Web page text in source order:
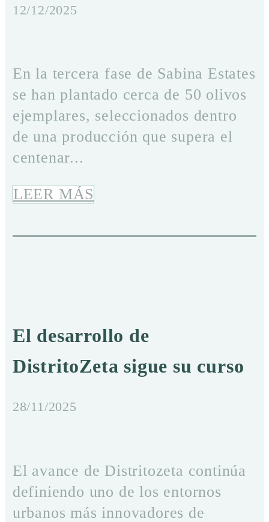
12/12/2025
En la tercera fase de Sabina Estates
se han plantado cerca de 50 olivos
ejemplares, seleccionados dentro
de una producción que supera el
centenar...
LEER MÁS
El desarrollo de
DistritoZeta sigue su curso
28/11/2025
El avance de Distritozeta continúa
definiendo uno de los entornos
urbanos más innovadores de